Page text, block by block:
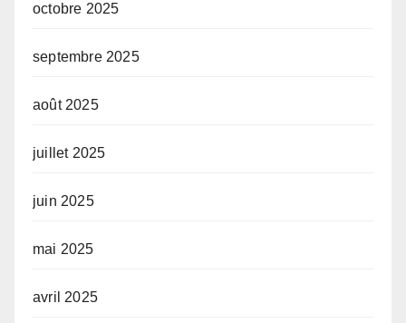
octobre 2025
septembre 2025
août 2025
juillet 2025
juin 2025
mai 2025
avril 2025